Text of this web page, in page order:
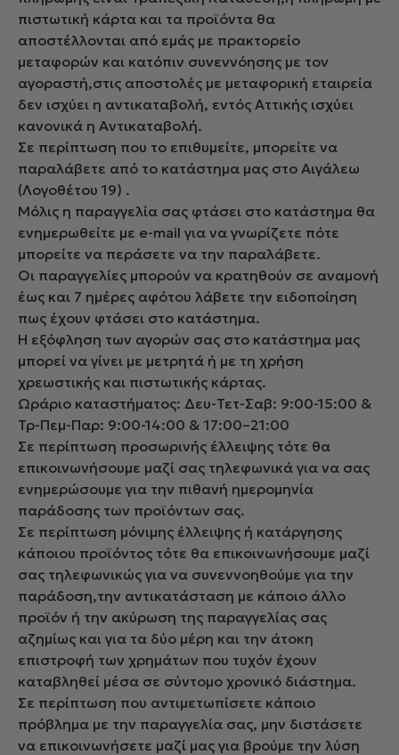
πιστωτική κάρτα και τα προϊόντα θα
αποστέλλονται από εμάς με πρακτορείο
μεταφορών και κατόπιν συνεννόησης με τον
αγοραστή,στις αποστολές με μεταφορική εταιρεία
δεν ισχύει η αντικαταβολή, εντός Αττικής ισχύει
κανονικά η Αντικαταβολή.
Σε περίπτωση που το επιθυμείτε, μπορείτε να
παραλάβετε από το κατάστημα μας στο Αιγάλεω
(Λογοθέτου 19) .
Μόλις η παραγγελία σας φτάσει στο κατάστημα θα
ενημερωθείτε με e-mail για να γνωρίζετε πότε
μπορείτε να περάσετε να την παραλάβετε.
Οι παραγγελίες μπορούν να κρατηθούν σε αναμονή
έως και 7 ημέρες αφότου λάβετε την ειδοποίηση
πως έχουν φτάσει στο κατάστημα.
Η εξόφληση των αγορών σας στο κατάστημα μας
μπορεί να γίνει με μετρητά ή με τη χρήση
χρεωστικής και πιστωτικής κάρτας.
Ωράριο καταστήματος: Δευ-Τετ-Σαβ: 9:00-15:00 &
Τρ-Πεμ-Παρ: 9:00-14:00 & 17:00–21:00
Σε περίπτωση προσωρινής έλλειψης τότε θα
επικοινωνήσουμε μαζί σας τηλεφωνικά για να σας
ενημερώσουμε για την πιθανή ημερομηνία
παράδοσης των προϊόντων σας.
Σε περίπτωση μόνιμης έλλειψης ή κατάργησης
κάποιου προϊόντος τότε θα επικοινωνήσουμε μαζί
σας τηλεφωνικώς για να συνεννοηθούμε για την
παράδοση,την αντικατάσταση με κάποιο άλλο
προϊόν ή την ακύρωση της παραγγελίας σας
αζημίως και για τα δύο μέρη και την άτοκη
επιστροφή των χρημάτων που τυχόν έχουν
καταβληθεί μέσα σε σύντομο χρονικό διάστημα.
Σε περίπτωση που αντιμετωπίσετε κάποιο
πρόβλημα με την παραγγελία σας, μην διστάσετε
να επικοινωνήσετε μαζί μας για βρούμε την λύση